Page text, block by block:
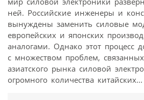
ней. Российские инженеры и
вынуждены заменить силовые
европейских и японских
аналогами. Однако этот процесс
с множеством проблем,
азиатского рынка силовой
огромного количества китайских...